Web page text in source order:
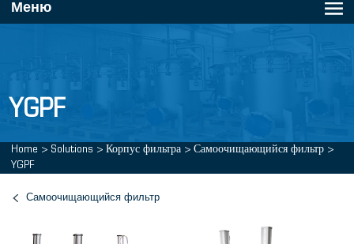
Меню
YGPF
Home > Solutions > Корпус фильтра > Самоочищающийся фильтр >
YGPF
Самоочищающийся фильтр